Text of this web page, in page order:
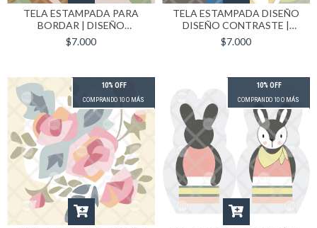
TELA ESTAMPADA PARA
BORDAR | DISEÑO
MONSTERA | FORMATO
40X40 CM
$7.000
TELA ESTAMPADA DISEÑO
DISEÑO CONTRASTE |
FORMATO 40X40 CM
$7.000
10% OFF
COMPRANDO 10 O MÁS
10% OFF
COMPRANDO 10 O MÁS